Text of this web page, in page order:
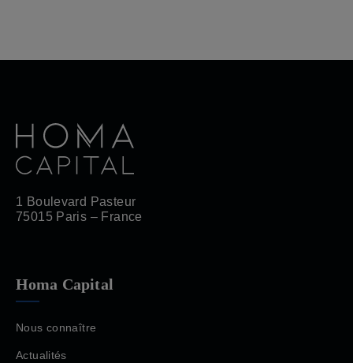
1 Boulevard Pasteur
75015 Paris – France
Homa Capital
Nous connaître
Actualités